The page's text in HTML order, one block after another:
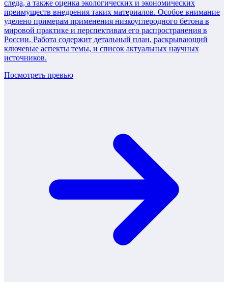
следа, а также оценка экологических и экономических
преимуществ внедрения таких материалов. Особое внимание
уделено примерам применения низкоуглеродного бетона в
мировой практике и перспективам его распространения в
России. Работа содержит детальный план, раскрывающий
ключевые аспекты темы, и список актуальных научных
источников.
Посмотреть превью